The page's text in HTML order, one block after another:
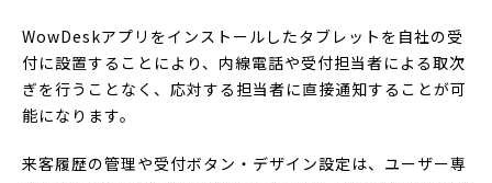
WowDeskアプリをインストールしたタブレットを自社の受
付に設置することにより、内線電話や受付担当者による取次
ぎを行うことなく、応対する担当者に直接通知することが可
能になります。
来客履歴の管理や受付ボタン・デザイン設定は、ユーザー専